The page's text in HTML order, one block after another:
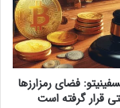
فضای رمزارزها
قرار گرفته است